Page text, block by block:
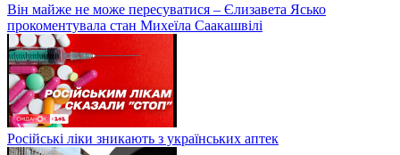
Він майже не може пересуватися – Єлизавета Ясько
прокоментувала стан Михеїла Саакашвілі
Російські ліки зникають з українських аптек